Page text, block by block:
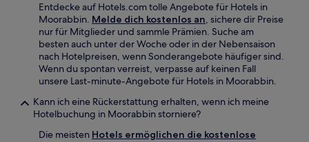
Entdecke auf Hotels.com tolle Angebote für Hotels in
Moorabbin. Melde dich kostenlos an, sichere dir Preise
nur für Mitglieder und sammle Prämien. Suche am
besten auch unter der Woche oder in der Nebensaison
nach Hotelpreisen, wenn Sonderangebote häufiger sind.
Wenn du spontan verreist, verpasse auf keinen Fall
unsere Last-minute-Angebote für Hotels in Moorabbin.
Kann ich eine Rückerstattung erhalten, wenn ich meine
Hotelbuchung in Moorabbin storniere?
Die meisten Hotels ermöglichen die kostenlose